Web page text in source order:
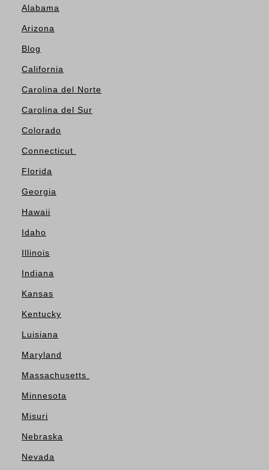
Alabama
Arizona
Blog
California
Carolina del Norte
Carolina del Sur
Colorado
Connecticut
Florida
Georgia
Hawaii
Idaho
Illinois
Indiana
Kansas
Kentucky
Luisiana
Maryland
Massachusetts
Minnesota
Misuri
Nebraska
Nevada